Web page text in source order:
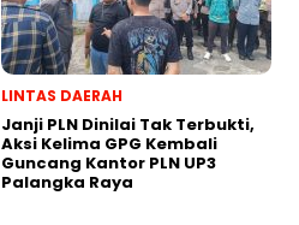
LINTAS DAERAH
Janji PLN Dinilai Tak Terbukti,
Aksi Kelima GPG Kembali
Guncang Kantor PLN UP3
Palangka Raya